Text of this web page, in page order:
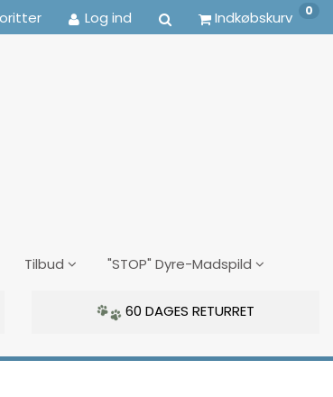
Log ind Indkøbskurv 0
Tilbud "STOP" Dyre-Madspild
60 DAGES RETURRET